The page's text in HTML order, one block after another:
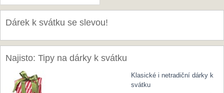
Dárek k svátku se slevou!
Najisto: Tipy na dárky k svátku
Klasické i netradiční dárky k
svátku